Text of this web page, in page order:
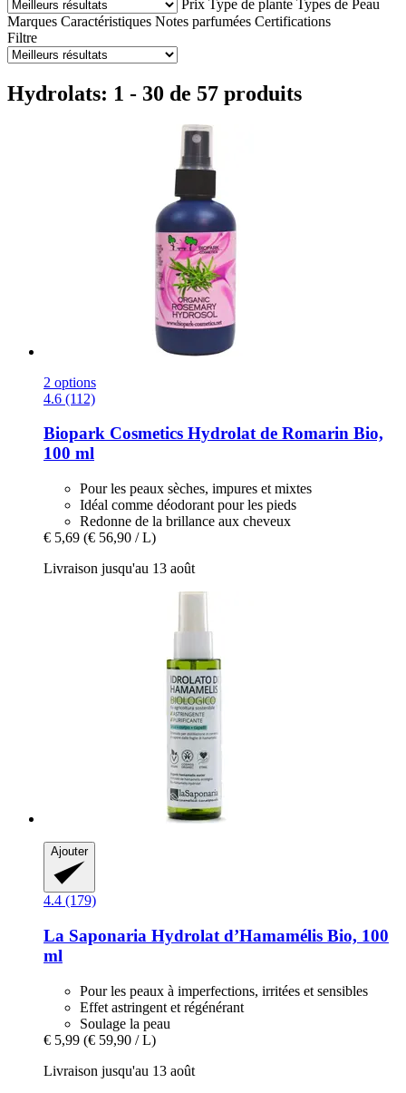
Prix Type de plante Types de Peau
Marques Caractéristiques Notes parfumées Certifications
Filtre
Hydrolats: 1 - 30 de 57 produits
2 options
4.6 (112)
Biopark Cosmetics Hydrolat de Romarin Bio,
100 ml
Pour les peaux sèches, impures et mixtes
Idéal comme déodorant pour les pieds
Redonne de la brillance aux cheveux
€ 5,69 (€ 56,90 / L)
Livraison jusqu'au 13 août
Ajouter
4.4 (179)
La Saponaria Hydrolat d’Hamamélis Bio, 100
ml
Pour les peaux à imperfections, irritées et sensibles
Effet astringent et régénérant
Soulage la peau
€ 5,99 (€ 59,90 / L)
Livraison jusqu'au 13 août